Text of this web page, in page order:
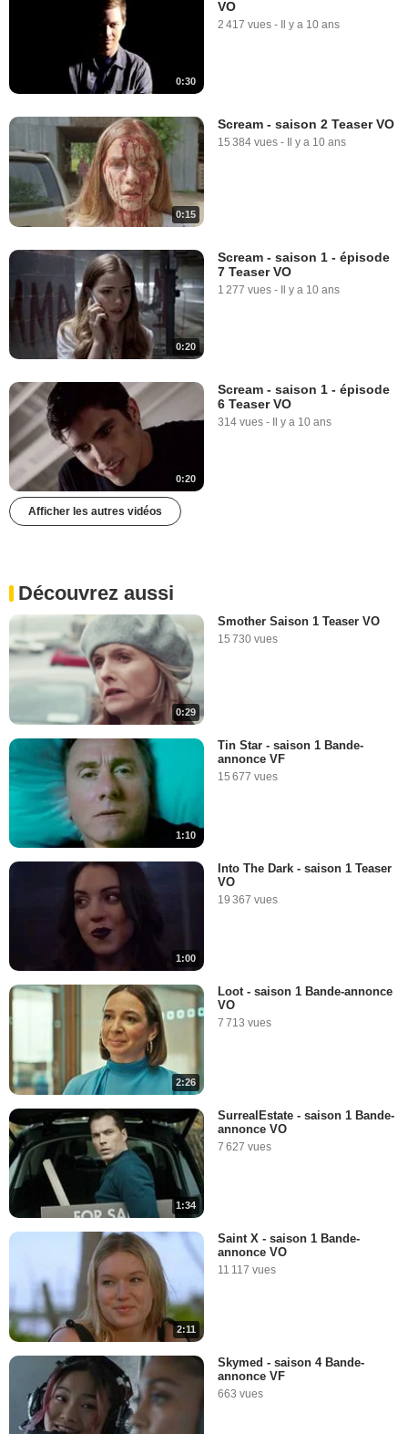
0:30
VO
2 417 vues - Il y a 10 ans
0:15
Scream - saison 2 Teaser VO
15 384 vues - Il y a 10 ans
0:20
Scream - saison 1 - épisode
7 Teaser VO
1 277 vues - Il y a 10 ans
0:20
Scream - saison 1 - épisode
6 Teaser VO
314 vues - Il y a 10 ans
Afficher les autres vidéos
Découvrez aussi
0:29
Smother Saison 1 Teaser VO
15 730 vues
1:10
Tin Star - saison 1 Bande-
annonce VF
15 677 vues
1:00
Into The Dark - saison 1 Teaser
VO
19 367 vues
2:26
Loot - saison 1 Bande-annonce
VO
7 713 vues
1:34
SurrealEstate - saison 1 Bande-
annonce VO
7 627 vues
2:11
Saint X - saison 1 Bande-
annonce VO
11 117 vues
Skymed - saison 4 Bande-
annonce VF
663 vues